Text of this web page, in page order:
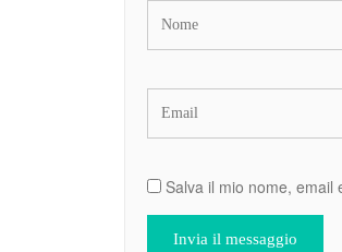
Salva il mio nome,